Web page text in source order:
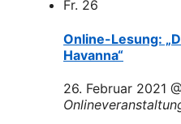
Fr. 26
Online-Lesung:
Havanna“
26. Februar 2021